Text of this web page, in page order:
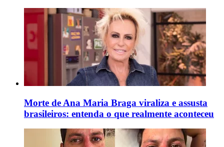
Morte de Ana Maria Braga viraliza e assusta
brasileiros: entenda o que realmente aconteceu